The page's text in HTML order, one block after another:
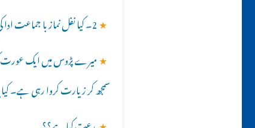
★2۔ کیا نفل نماز با جماعت ادا کی جا سکتی ہے؟؟
★میرے پڑوس میں ایک
سمجھ کر زیارت کروا رہی ہے۔